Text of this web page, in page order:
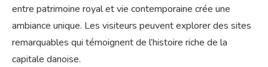
entre patrimoine royal et vie contemporaine crée une
ambiance unique. Les visiteurs peuvent explorer des sites
remarquables qui témoignent de l’histoire riche de la
capitale danoise.